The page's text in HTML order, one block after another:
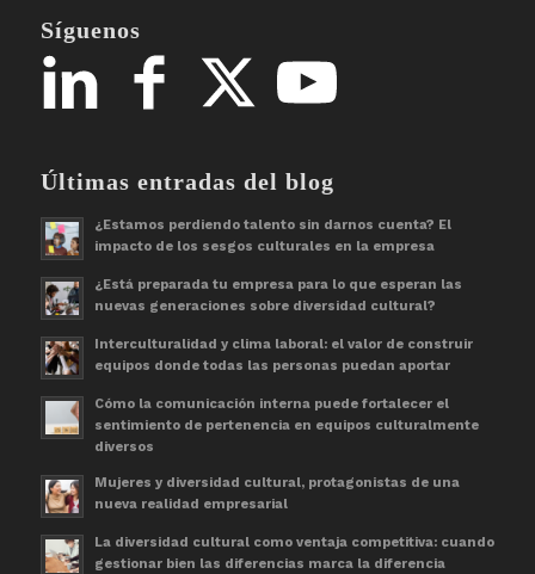
Síguenos
Últimas entradas del blog
¿Estamos perdiendo talento sin darnos cuenta? El
impacto de los sesgos culturales en la empresa
¿Está preparada tu empresa para lo que esperan las
nuevas generaciones sobre diversidad cultural?
Interculturalidad y clima laboral: el valor de construir
equipos donde todas las personas puedan aportar
Cómo la comunicación interna puede fortalecer el
sentimiento de pertenencia en equipos culturalmente
diversos
Mujeres y diversidad cultural, protagonistas de una
nueva realidad empresarial
La diversidad cultural como ventaja competitiva: cuando
gestionar bien las diferencias marca la diferencia